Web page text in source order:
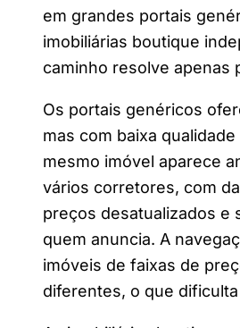
em grandes portais
imobiliárias boutique
caminho resolve apenas
Os portais genéricos
mas com baixa
mesmo imóvel aparece
vários corretores, com
preços desatualizados e
quem anuncia. A
imóveis de faixas de
diferentes, o que